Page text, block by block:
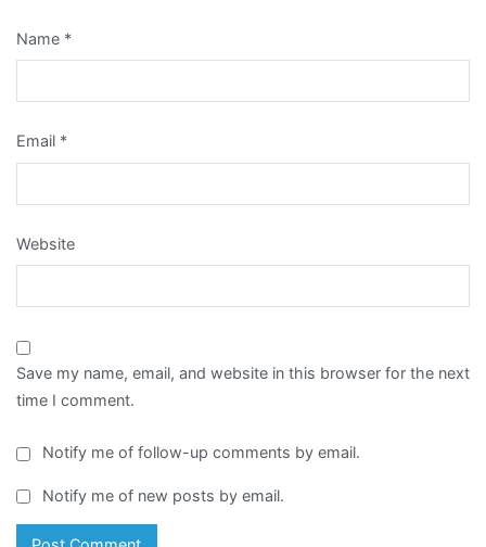
Name *
Email *
Website
Save my name, email, and website in this browser for the next
time I comment.
Notify me of follow-up comments by email.
Notify me of new posts by email.